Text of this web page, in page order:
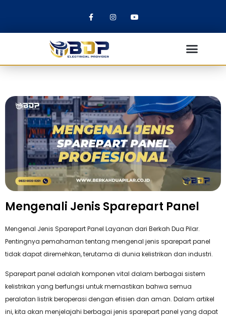
Mengenali Jenis Sparepart Panel
Mengenal Jenis Sparepart Panel Layanan dari Berkah Dua Pilar.
Pentingnya pemahaman tentang mengenal jenis sparepart panel
tidak dapat diremehkan, terutama di dunia kelistrikan dan industri.
Sparepart panel adalah komponen vital dalam berbagai sistem
kelistrikan yang berfungsi untuk memastikan bahwa semua
peralatan listrik beroperasi dengan efisien dan aman. Dalam artikel
ini, kita akan menjelajahi berbagai jenis sparepart panel yang dapat